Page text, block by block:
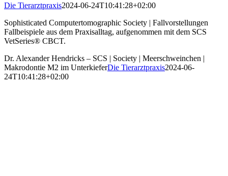
Die Tierarztpraxis2024-06-24T10:41:28+02:00
Sophisticated Computertomographic Society | Fallvorstellungen
Fallbeispiele aus dem Praxisalltag, aufgenommen mit dem SCS
VetSeries® CBCT.
Dr. Alexander Hendricks – SCS | Society | Meerschweinchen |
Makrodontie M2 im UnterkieferDie Tierarztpraxis2024-06-
24T10:41:28+02:00